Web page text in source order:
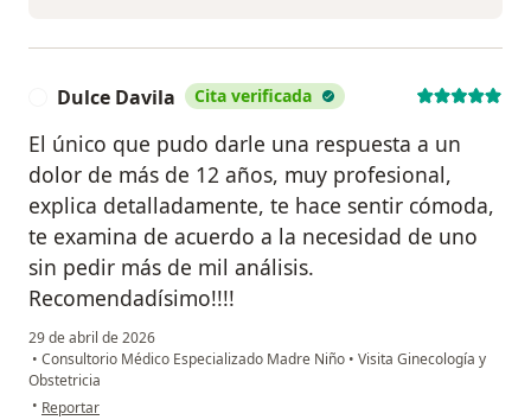
Dulce Davila Cita verificada
El único que pudo darle una respuesta a un
dolor de más de 12 años, muy profesional,
explica detalladamente, te hace sentir cómoda,
te examina de acuerdo a la necesidad de uno
sin pedir más de mil análisis.
Recomendadísimo!!!!
29 de abril de 2026
• Consultorio Médico Especializado Madre Niño • Visita Ginecología y
Obstetricia
• en opinión del usuario Dulce Davila
Reportar